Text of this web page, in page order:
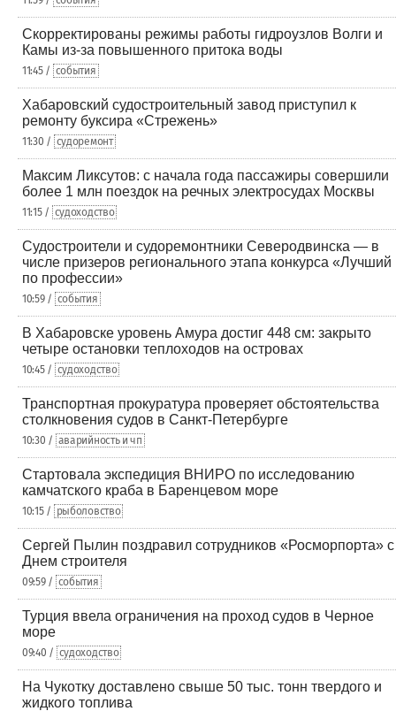
Скорректированы режимы работы гидроузлов Волги и
Камы из-за повышенного притока воды
11:45 / события
Хабаровский судостроительный завод приступил к
ремонту буксира «Стрежень»
11:30 / судоремонт
Максим Ликсутов: с начала года пассажиры совершили
более 1 млн поездок на речных электросудах Москвы
11:15 / судоходство
Судостроители и судоремонтники Северодвинска — в
числе призеров регионального этапа конкурса «Лучший
по профессии»
10:59 / события
В Хабаровске уровень Амура достиг 448 см: закрыто
четыре остановки теплоходов на островах
10:45 / судоходство
Транспортная прокуратура проверяет обстоятельства
столкновения судов в Санкт-Петербурге
10:30 / аварийность и чп
Стартовала экспедиция ВНИРО по исследованию
камчатского краба в Баренцевом море
10:15 / рыболовство
Сергей Пылин поздравил сотрудников «Росморпорта» с
Днем строителя
09:59 / события
Турция ввела ограничения на проход судов в Черное
море
09:40 / судоходство
На Чукотку доставлено свыше 50 тыс. тонн твердого и
жидкого топлива